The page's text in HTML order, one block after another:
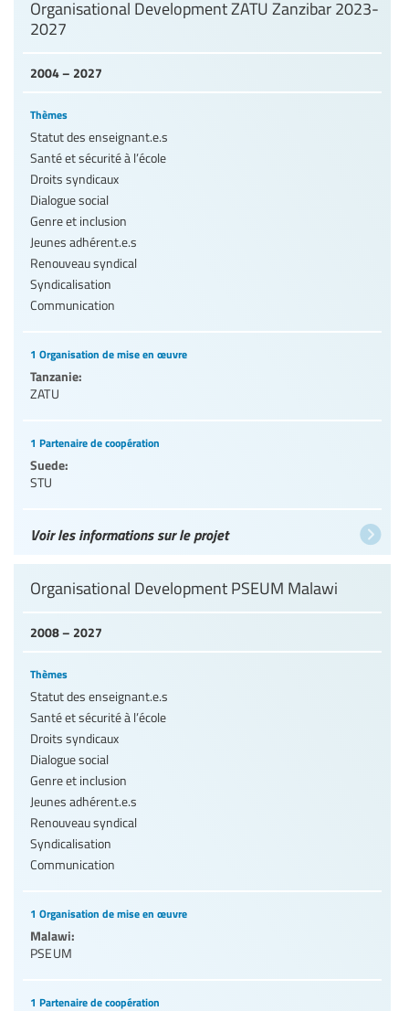
2004 – 2027
Organisational Development ZATU Zanzibar 2023-
2027
Thèmes
Statut des enseignant.e.s
Santé et sécurité à l’école
Droits syndicaux
Dialogue social
Genre et inclusion
Jeunes adhérent.e.s
Renouveau syndical
Syndicalisation
Communication
1 Organisation de mise en œuvre
Tanzanie:
ZATU
1 Partenaire de coopération
Suede:
STU
Voir les informations sur le projet
2008 – 2027
Organisational Development PSEUM Malawi
Thèmes
Statut des enseignant.e.s
Santé et sécurité à l’école
Droits syndicaux
Dialogue social
Genre et inclusion
Jeunes adhérent.e.s
Renouveau syndical
Syndicalisation
Communication
1 Organisation de mise en œuvre
Malawi:
PSEUM
1 Partenaire de coopération